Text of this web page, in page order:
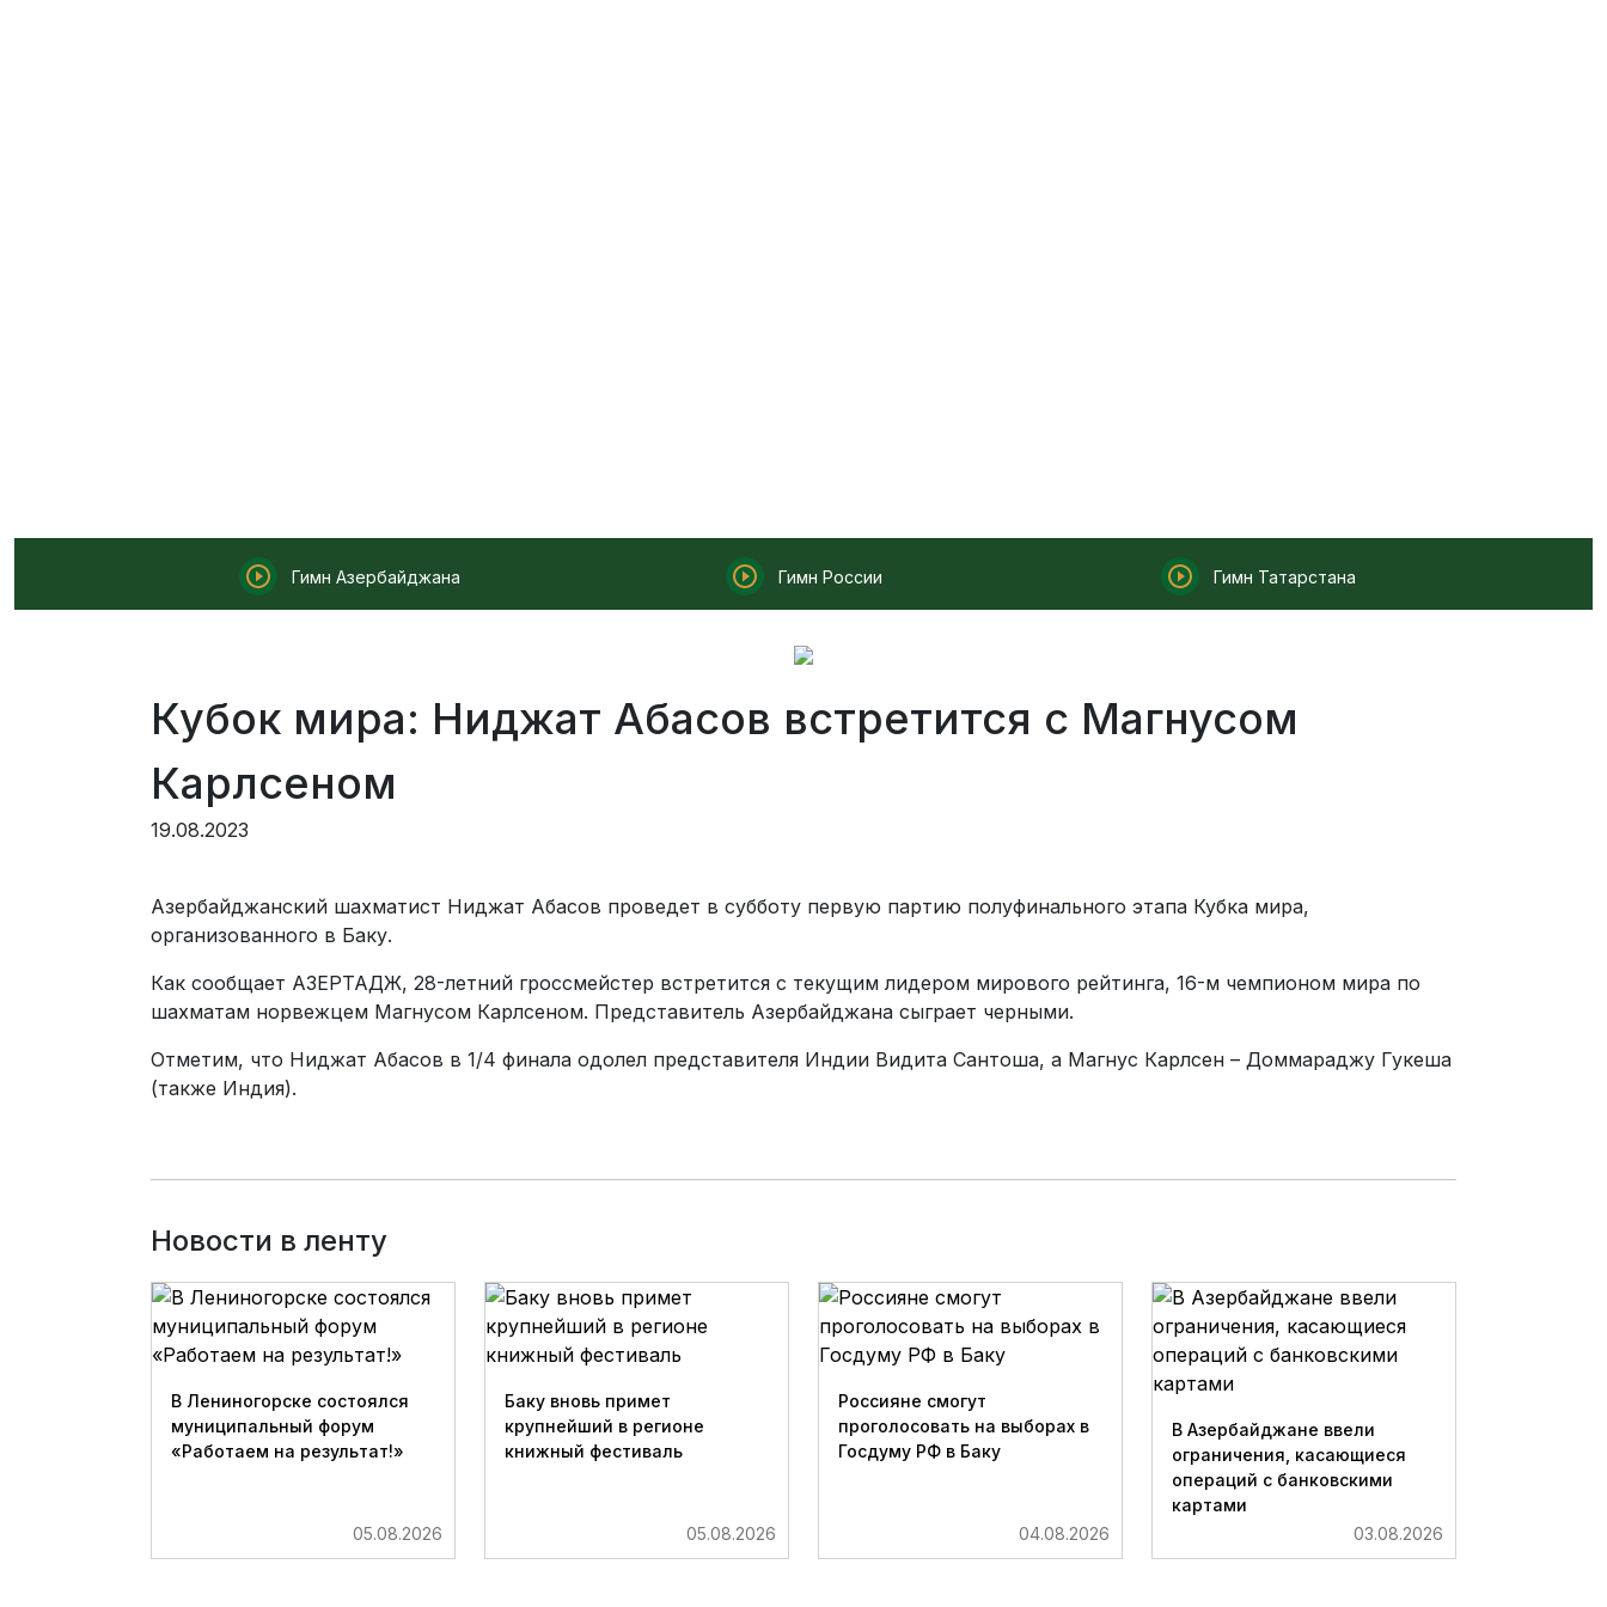
Гимн Азербайджана Гимн России Гимн Татарстана
Кубок мира: Ниджат Абасов встретится с Магнусом
Карлсеном
19.08.2023
Азербайджанский шахматист Ниджат Абасов проведет в субботу первую партию полуфинального этапа Кубка мира,
организованного в Баку.
Как сообщает АЗЕРТАДЖ, 28-летний гроссмейстер встретится с текущим лидером мирового рейтинга, 16-м чемпионом мира по
шахматам норвежцем Магнусом Карлсеном. Представитель Азербайджана сыграет черными.
Отметим, что Ниджат Абасов в 1/4 финала одолел представителя Индии Видита Сантоша, а Магнус Карлсен – Доммараджу Гукеша
(также Индия).
Новости в ленту
В Лениногорске состоялся
муниципальный форум
«Работаем на результат!»
05.08.2026
Баку вновь примет
крупнейший в регионе
книжный фестиваль
05.08.2026
Россияне смогут
проголосовать на выборах в
Госдуму РФ в Баку
04.08.2026
В Азербайджане ввели
ограничения, касающиеся
операций с банковскими
картами
03.08.2026